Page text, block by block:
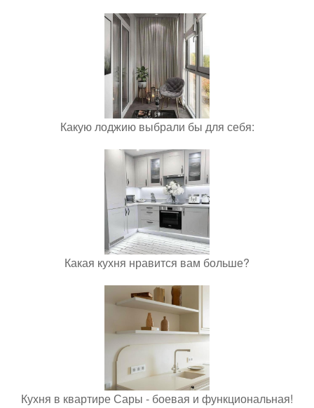
Какую лоджию выбрали бы для себя:
Какая кухня нравится вам больше?
Кухня в квартире Сары - боевая и функциональная!